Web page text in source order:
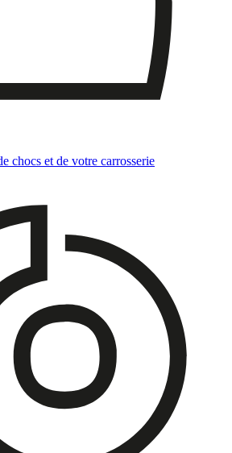
chocs et de votre carrosserie